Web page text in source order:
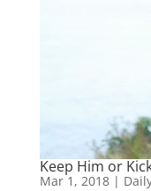
Keep Him or
Mar 1, 2018|